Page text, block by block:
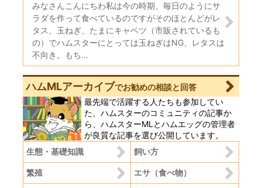
みなさんこんにちわ私は今の時期、毎日のようにサ
ラダを作って食べているのですがそのほとんどがレ
タス、玉ねぎ、たまにキャベツ（市販されているも
の）でハムスターにとっては玉ねぎはNG、レタスは
不向き。もち...
ハムMLアーカイブでお勧めの相談と回答
最先端で活躍する人たちも参加してい
た、ハムスターのコミュニティの記事か
ら、ハムスターMLとハムエッグの管理者
が良質な記事を選び公開しています。
生態・基礎知識
飼い方
繁殖 エサ（食べ物）